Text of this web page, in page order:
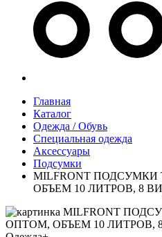
Главная
Каталог
Одежда / Обувь
Специальная одежда
Аксессуары
Подсумки
MILFRONT
ОБЪЕМ 10 ЛИТРОВ, 8